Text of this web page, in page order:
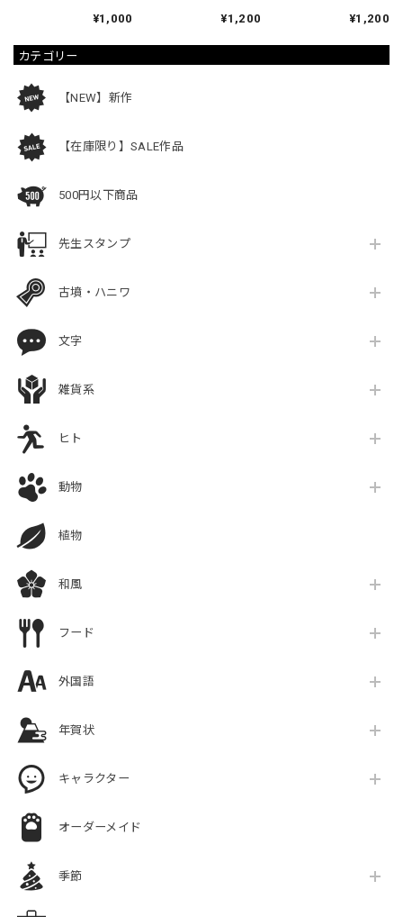
カテゴリー
【NEW】新作
【在庫限り】SALE作品
500円以下商品
先生スタンプ
古墳・ハニワ
文字
雑貨系
ヒト
動物
植物
和風
フード
外国語
年賀状
キャラクター
オーダーメイド
季節
¥1,000 ¥1,200 ¥1,200